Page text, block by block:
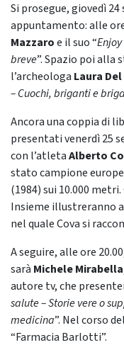
Si prosegue, giovedì
appuntamento: alle
Mazzaroe il suo “
breve”. Spazio poi alla
l’archeologa Laura
– Cuochi, briganti e
Ancora una coppia di
presentati venerdì 25
con l’atletaAlberto
stato campione
(1984) sui 10.000
Insieme illustreranno
nel quale Cova si
A seguire, alle ore
sarà Michele Mirabella
autore tv, che
salute – Storie vere o
medicina”. Nel corso
“Farmacia Barlotti”.